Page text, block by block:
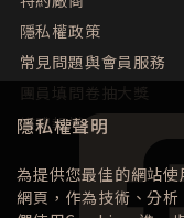
隱私權聲明
為提供您最佳的網站
網頁，作為技術、分
隱私權政策
常見問題與會員服務
團員填問卷抽大獎
媒體報導
Facebook